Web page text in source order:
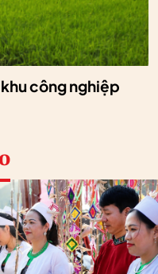
công nghiệp